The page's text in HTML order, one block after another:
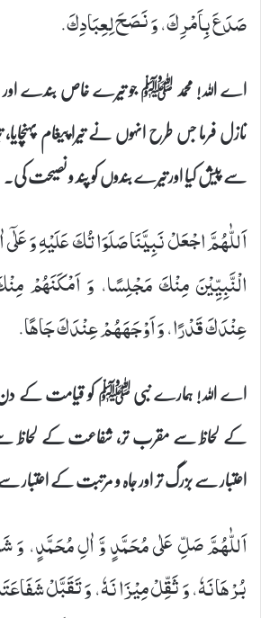
صَدَعَ بِاَمْرِكَ، وَ نَصَحَ لِعِبَادِكَ.
اے اللہ! محمد ﷺ جو تیرے خاص بندے
نازل فرما جس طرح انہوں نے تیرا پیغام
سے پیش کیا اور تیرے بندوں کو پند و نصیحت کی۔
اَللّٰهُمَّ اجْعَلْ نَبِیَّنَا- صَلَوَاتُكَ عَلَیْهِ وَ عَلٰۤى
الْنَّبِیِّیْنَ مِنْكَ مَجْلِسًا، وَ اَمْكَنَهُمْ
عِنْدَكَ قَدْرًا، وَ اَوْجَهَهُمْ عِنْدَكَ جَاهًا.
اے اللہ! ہمارے نبی ﷺ کو قیامت کے دن
کے لحاظ سے مقرب تر، شفاعت کے لحاظ
اعتبار سے بزرگ تر اور جاہ و مرتبت کے اعتبار
اَللّٰهُمَّ صَلِّ عَلٰى مُحَمَّدٍ وَّ اٰلِ مُحَمَّدٍ، وَ
بُرْهَانَهٗ، وَ ثَقِّلْ مِیْزَانَهٗ، وَ تَقَبَّلْ